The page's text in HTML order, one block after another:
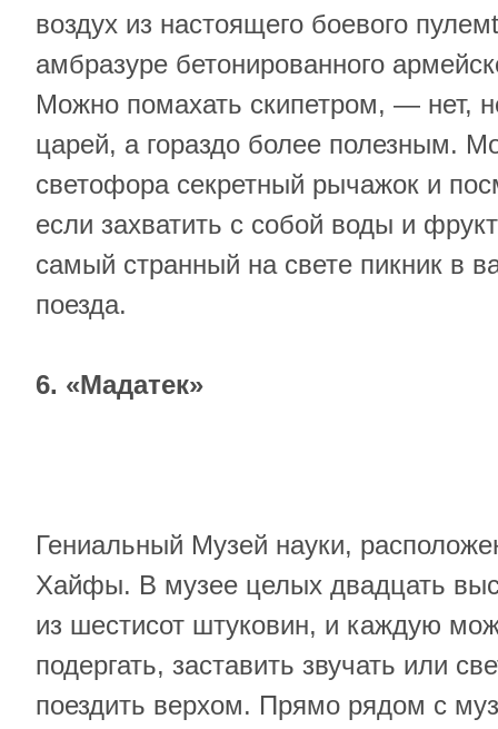
воздух из настоящего боевого
амбразуре бетонированного
Можно помахать скипетром, — нет,
царей, а гораздо более полезным.
светофора секретный рычажок и
если захватить с собой воды и
самый странный на свете пикник в
поезда.
6. «Мадатек»
Гениальный Музей науки,
Хайфы. В музее целых двадцать
из шестисот штуковин, и каждую
подергать, заставить звучать или
поездить верхом. Прямо рядом с